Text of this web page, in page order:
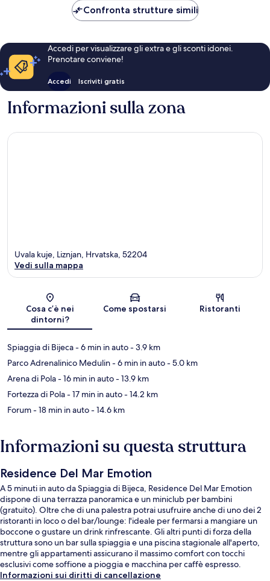
135 €
Confronta strutture simili
Accedi per visualizzare gli extra e gli sconti idonei.
Prenotare conviene!
Accedi Iscriviti gratis
Informazioni sulla zona
Mappa
Uvala kuje, Liznjan, Hrvatska, 52204
Vedi sulla mappa
Cosa c’è nei
dintorni?
Come spostarsi Ristoranti
Spiaggia di Bijeca- 6 min in auto- 3.9 km
Parco Adrenalinico Medulin- 6 min in auto- 5.0 km
Arena di Pola- 16 min in auto- 13.9 km
Fortezza di Pola- 17 min in auto- 14.2 km
Forum- 18 min in auto- 14.6 km
Informazioni su questa struttura
Residence Del Mar Emotion
A 5 minuti in auto da Spiaggia di Bijeca, Residence Del Mar Emotion
dispone di una terrazza panoramica e un miniclub per bambini
(gratuito). Oltre che di una palestra potrai usufruire anche di uno dei 2
ristoranti in loco o del bar/lounge: l'ideale per fermarsi a mangiare un
boccone o gustare un drink rinfrescante. Gli altri punti di forza della
struttura sono un bar sulla spiaggia e una piscina stagionale all'aperto,
mentre gli appartamenti assicurano il massimo comfort con tocchi
esclusivi come soffione a pioggia e macchina per caffè espresso.
Informazioni sui diritti di cancellazione